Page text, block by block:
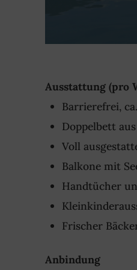
Ausstattung (pro
Barrierefrei,
Doppelbett
Voll
Balkone mit
Handtücher
Frischer
Anbindung